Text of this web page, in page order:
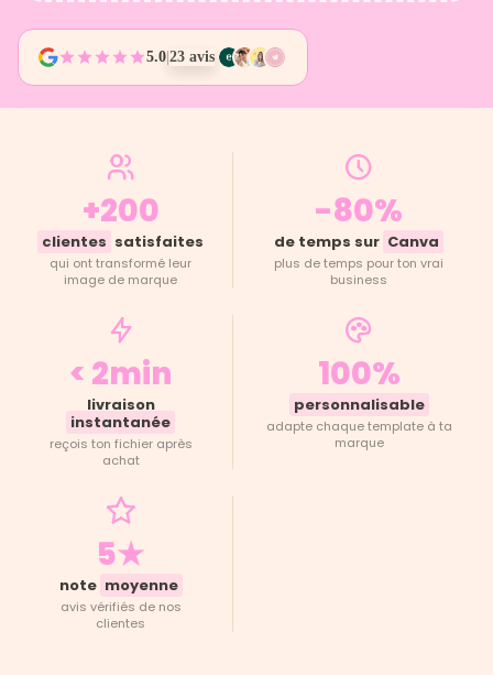
5.0 23 avis
+200
clientes satisfaites
qui ont transformé leur
image de marque
-80%
de temps sur Canva
plus de temps pour ton vrai
business
< 2min
livraison
instantanée
reçois ton fichier après
achat
100%
personnalisable
adapte chaque template à ta
marque
5★
note moyenne
avis vérifiés de nos
clientes